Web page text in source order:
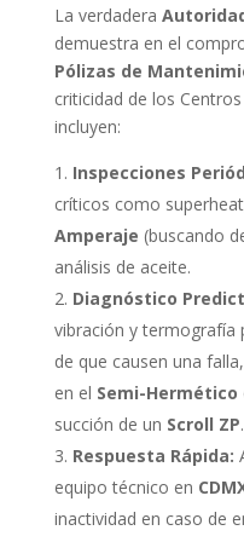
La verdadera
demuestra en el
Pólizas de
criticidad de los
incluyen:
Inspecciones
críticos como
Amperaje (buscando
análisis de aceite.
Diagnóstico
vibración y termografía
de que causen una
en el Semi-Hermético
succión de un Scroll ZP.
Respuesta Rápida:
equipo técnico en
inactividad en caso de